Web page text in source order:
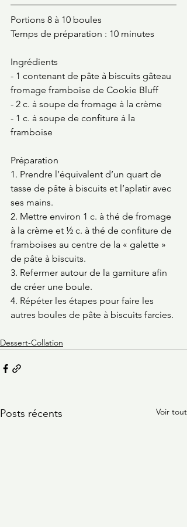
Portions 8 à 10 boules
Temps de préparation : 10 minutes
Ingrédients
- 1 contenant de pâte à biscuits gâteau
fromage framboise de Cookie Bluff
- 2 c. à soupe de fromage à la crème
- 1 c. à soupe de confiture à la
framboise
Préparation
1. Prendre l’équivalent d’un quart de
tasse de pâte à biscuits et l’aplatir avec
ses mains.
2. Mettre environ 1 c. à thé de fromage
à la crème et ½ c. à thé de confiture de
framboises au centre de la « galette »
de pâte à biscuits.
3. Refermer autour de la garniture afin
de créer une boule.
4. Répéter les étapes pour faire les
autres boules de pâte à biscuits farcies.
Dessert-Collation
Posts récents Voir tout